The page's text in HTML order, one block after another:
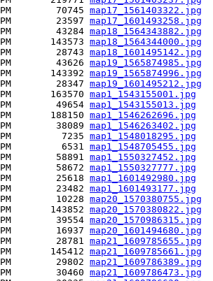
70745 map17_1561403322.jpg
23597 map17_1601493258.jpg
43284 map18_1564343882.jpg
143573 map18_1564344000.jpg
28743 map18_1601495142.jpg
43626 map19_1565874985.jpg
143392 map19_1565874996.jpg
28347 map19_1601495212.jpg
163570 map1_1543155001.jpg
49654 map1_1543155013.jpg
188150 map1_1546262696.jpg
38089 map1_1546263402.jpg
PM         7235 map1_1548018295.jpg
PM         6531 map1_1548705455.jpg
58891 map1_1550327452.jpg
58672 map1_1550327777.jpg
25618 map1_1601492980.jpg
23482 map1_1601493177.jpg
10228 map20_1570380755.jpg
143852 map20_1570380822.jpg
39554 map20_1570986315.jpg
16937 map20_1601494680.jpg
28781 map21_1609785655.jpg
145412 map21_1609785661.jpg
29802 map21_1609786389.jpg
30460 map21_1609786473.jpg